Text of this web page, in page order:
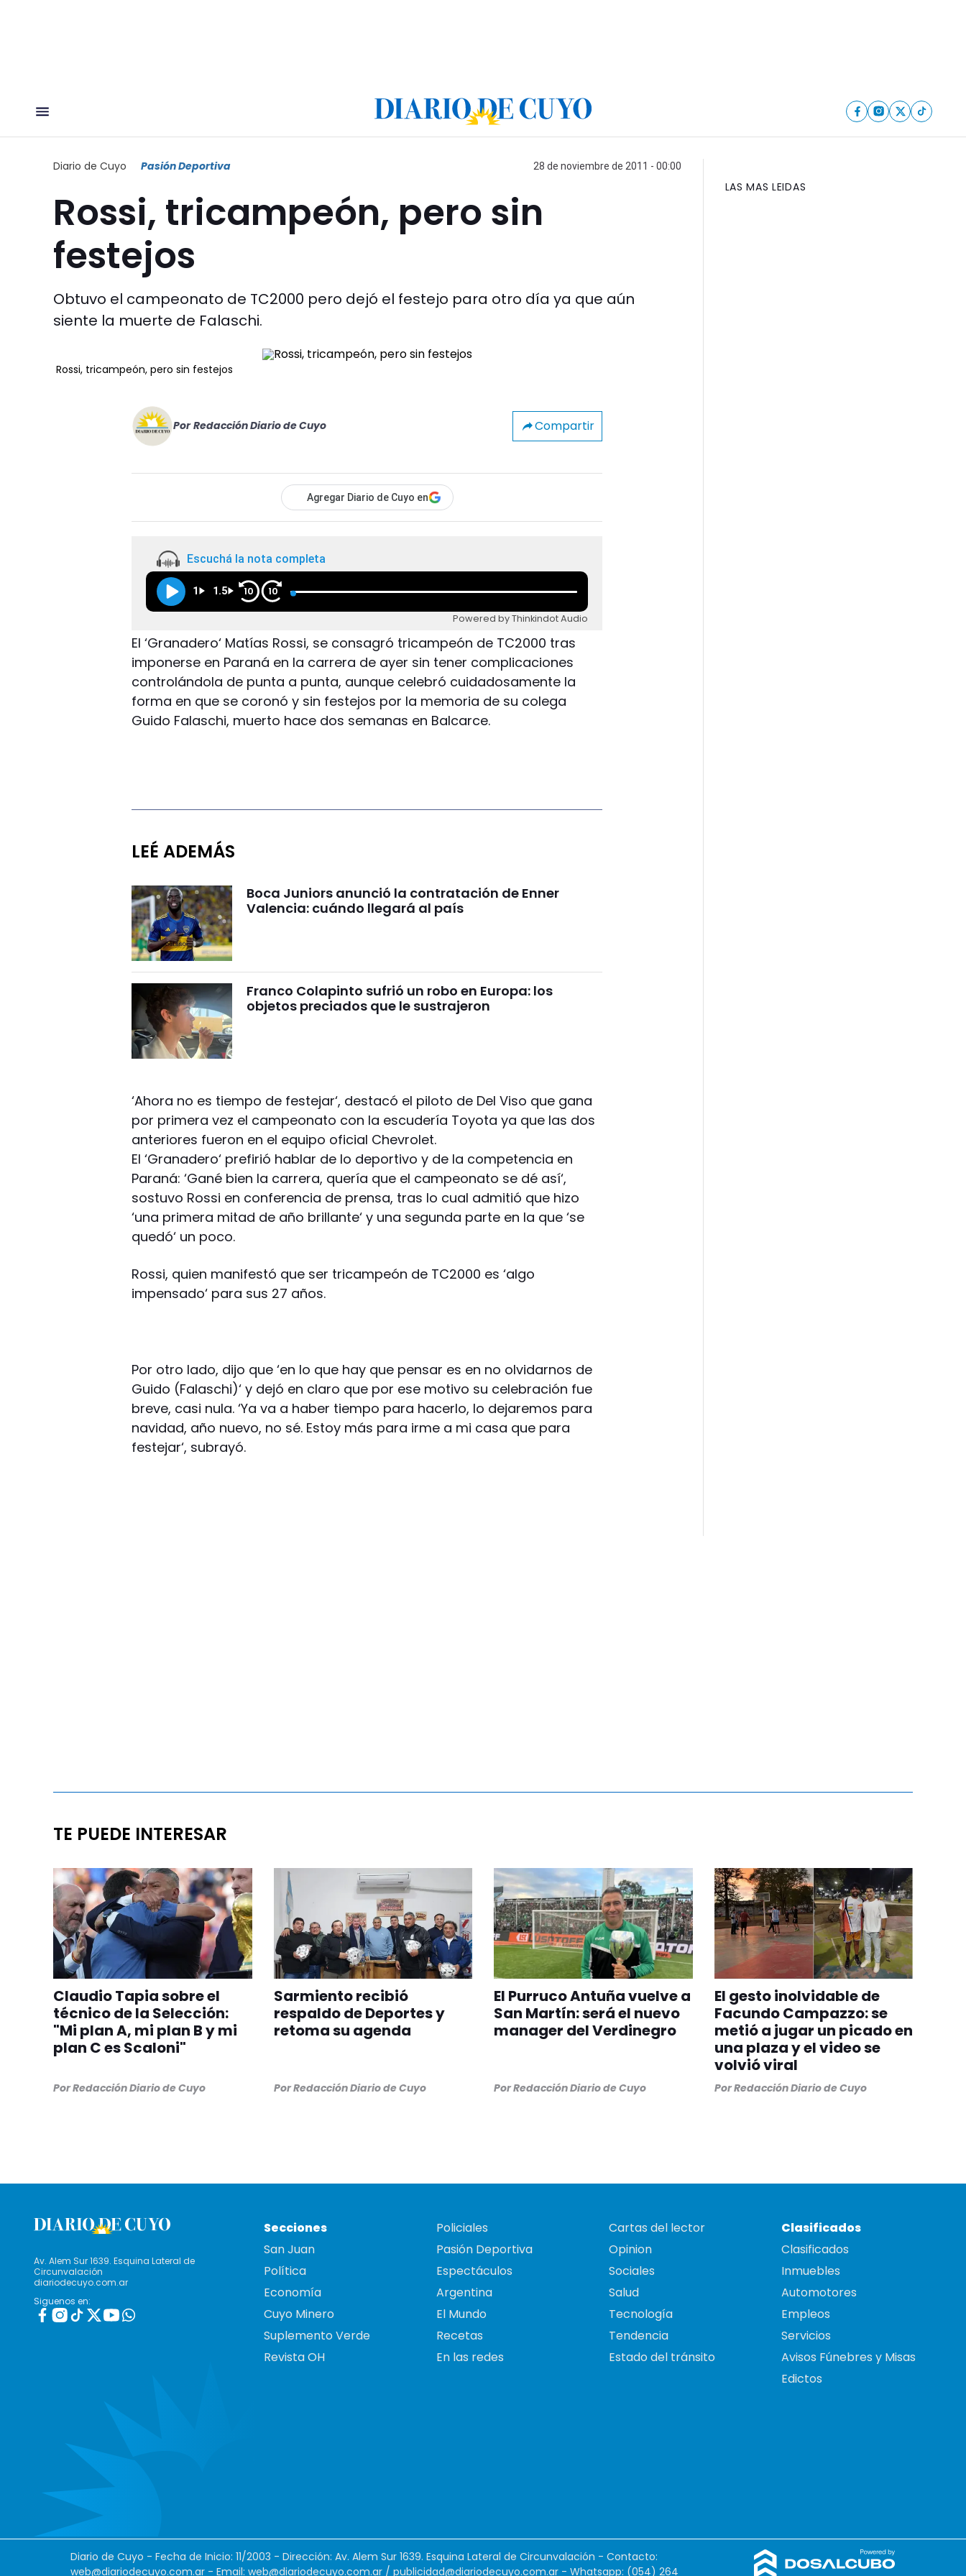
Diario de Cuyo Pasión Deportiva 28 de noviembre de 2011 - 00:00
Rossi, tricampeón, pero sin
festejos
Obtuvo el campeonato de TC2000 pero dejó el festejo para otro día ya que aún
siente la muerte de Falaschi.
Rossi, tricampeón, pero sin festejos
Por Redacción Diario de Cuyo Compartir
Agregar Diario de Cuyo en
Escuchá la nota completa
1 1.5 10 10
Powered by Thinkindot Audio
El ‘Granadero‘ Matías Rossi, se consagró tricampeón de TC2000 tras
imponerse en Paraná en la carrera de ayer sin tener complicaciones
controlándola de punta a punta, aunque celebró cuidadosamente la
forma en que se coronó y sin festejos por la memoria de su colega
Guido Falaschi, muerto hace dos semanas en Balcarce.
LEÉ ADEMÁS
Boca Juniors anunció la contratación de Enner
Valencia: cuándo llegará al país
Franco Colapinto sufrió un robo en Europa: los
objetos preciados que le sustrajeron
‘Ahora no es tiempo de festejar‘, destacó el piloto de Del Viso que gana
por primera vez el campeonato con la escudería Toyota ya que las dos
anteriores fueron en el equipo oficial Chevrolet.
El ‘Granadero‘ prefirió hablar de lo deportivo y de la competencia en
Paraná: ‘Gané bien la carrera, quería que el campeonato se dé así‘,
sostuvo Rossi en conferencia de prensa, tras lo cual admitió que hizo
‘una primera mitad de año brillante‘ y una segunda parte en la que ‘se
quedó‘ un poco.
Rossi, quien manifestó que ser tricampeón de TC2000 es ‘algo
impensado‘ para sus 27 años.
Por otro lado, dijo que ‘en lo que hay que pensar es en no olvidarnos de
Guido (Falaschi)‘ y dejó en claro que por ese motivo su celebración fue
breve, casi nula. ‘Ya va a haber tiempo para hacerlo, lo dejaremos para
navidad, año nuevo, no sé. Estoy más para irme a mi casa que para
festejar‘, subrayó.
LAS MAS LEIDAS
TE PUEDE INTERESAR
Claudio Tapia sobre el
técnico de la Selección:
"Mi plan A, mi plan B y mi
plan C es Scaloni"
PorRedacción Diario de Cuyo
Sarmiento recibió
respaldo de Deportes y
retoma su agenda
PorRedacción Diario de Cuyo
El Purruco Antuña vuelve a
San Martín: será el nuevo
manager del Verdinegro
PorRedacción Diario de Cuyo
El gesto inolvidable de
Facundo Campazzo: se
metió a jugar un picado en
una plaza y el video se
volvió viral
PorRedacción Diario de Cuyo
Av. Alem Sur 1639. Esquina Lateral de
Circunvalación
diariodecuyo.com.ar
Siguenos en:
Secciones
San Juan
Política
Economía
Cuyo Minero
Suplemento Verde
Revista OH
Policiales
Pasión Deportiva
Espectáculos
Argentina
El Mundo
Recetas
En las redes
Cartas del lector
Opinion
Sociales
Salud
Tecnología
Tendencia
Estado del tránsito
Clasificados
Clasificados
Inmuebles
Automotores
Empleos
Servicios
Avisos Fúnebres y Misas
Edictos
Diario de Cuyo - Fecha de Inicio: 11/2003 - Dirección: Av. Alem Sur 1639. Esquina Lateral de Circunvalación - Contacto:
web@diariodecuyo.com.ar - Email: web@diariodecuyo.com.ar / publicidad@diariodecuyo.com.ar - Whatsapp: (054) 264